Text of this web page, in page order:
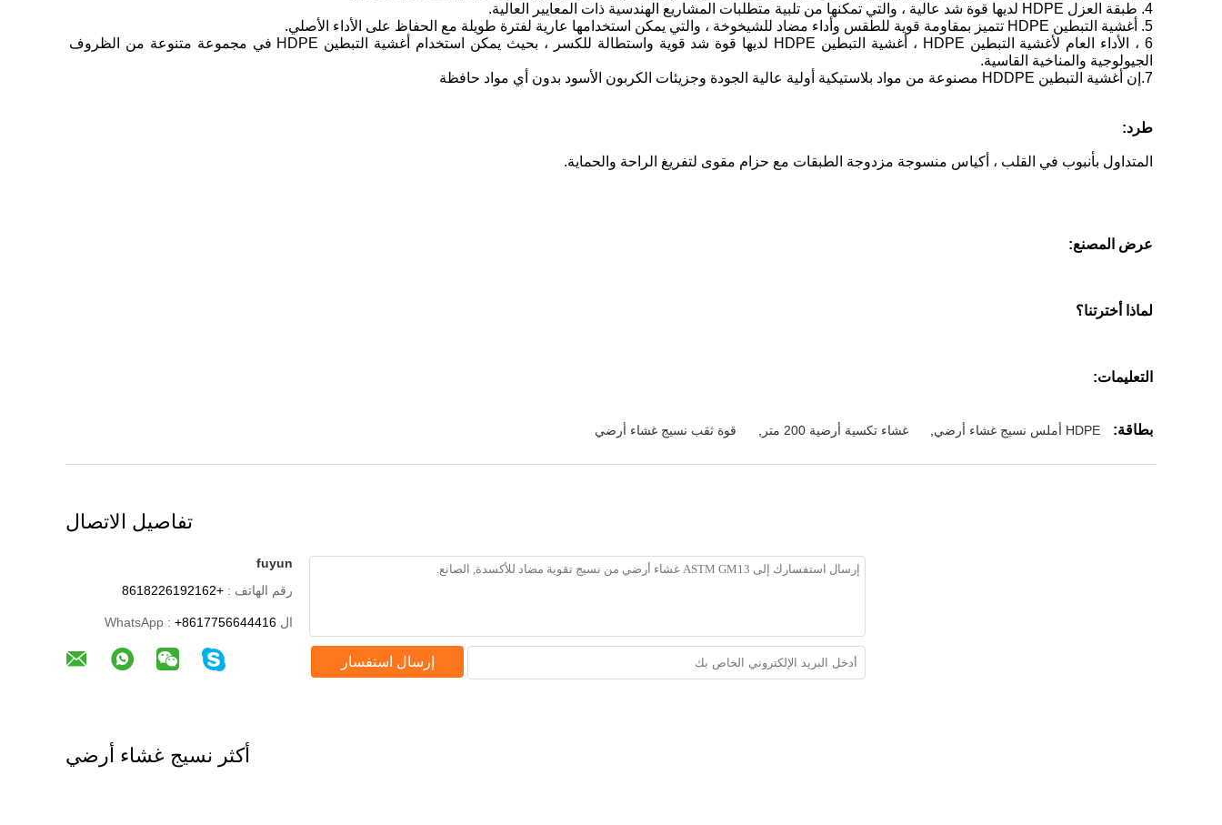
4. طبقة العزل HDPE لديها قوة شد عالية ، والتي تمكنها من تلبية متطلبات المشاريع الهندسية ذات المعايير العالية.
5. أغشية التبطين HDPE تتميز بمقاومة قوية للطقس وأداء مضاد للشيخوخة ، والتي يمكن استخدامها عارية لفترة طويلة مع الحفاظ على الأداء الأصلي.
6 ، الأداء العام لأغشية التبطين HDPE ، أغشية التبطين HDPE لديها قوة شد قوية واستطالة للكسر ، بحيث يمكن استخدام أغشية التبطين HDPE في مجموعة متنوعة من الظروف
الجيولوجية والمناخية القاسية.
7.إن أغشية التبطين HDDPE مصنوعة من مواد بلاستيكية أولية عالية الجودة وجزيئات الكربون الأسود بدون أي مواد حافظة
طرد:
المتداول بأنبوب في القلب ، أكياس منسوجة مزدوجة الطبقات مع حزام مقوى لتفريغ الراحة والحماية.
عرض المصنع:
لماذا أخترتنا؟
التعليمات:
بطاقة: HDPE أملس نسيج غشاء أرضي غشاء تكسية أرضية 200 متر قوة ثقب نسيج غشاء أرضي
تفاصيل الاتصال
fuyun
رقم الهاتف : +8618226192162
ال WhatsApp : +8617756644416
إرسال استفسار
أكثر نسيج غشاء أرضي